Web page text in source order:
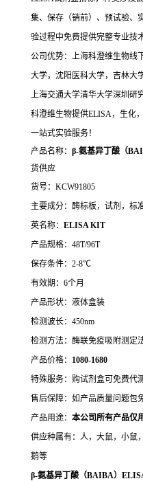
集、保存（销前）、预试验、
验过程中免费提供完整专业技
公司优势：上海科澄维生物线
大学，沈阳医科大学，吉林大
上海交通大学清华大学深圳研
科澄维生物提供ELISA，生化
一站式实验服务！
产品名称： β-氨基异丁酸（
货供应
货号：KCW91805
主要成分：酶标板，试剂，标
英名称： ELISA KIT
产品规格：48T/96T
保存条件：2-8℃
有效期：6个月
产品形状：液体盒装
检测波长：450nm
检测方法：酶联免疫吸附测定
产品价格： 1080-1680
特殊服务：购试剂盒可免费代
售后保障：如产品质量问题包
产品用途： 本公司所有产品仅
供应种属有：人，大鼠，小鼠
鹅等
β-氨基异丁酸（BAIBA）